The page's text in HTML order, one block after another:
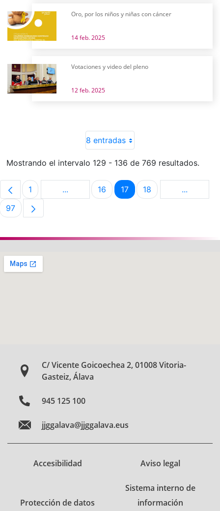
Oro, por los niños y niñas con cáncer
14 feb. 2025
Votaciones y video del pleno
12 feb. 2025
8 entradas
Mostrando el intervalo 129 - 136 de 769 resultados.
Página
1 ...Páginas intermedias Use TAB para
Página
16 Página
17 Página
18 ...Páginas
Página
97
C/ Vicente Goicoechea 2, 01008 Vitoria-
Gasteiz, Álava
945 125 100
jjggalava@jjggalava.eus
Accesibilidad Aviso legal
Protección de datos
Sistema interno de
información